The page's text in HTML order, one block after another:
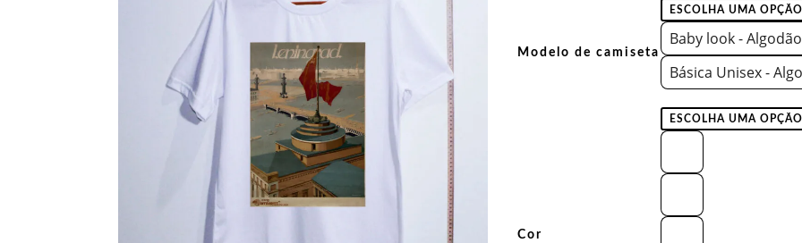
Modelo de camiseta
Baby look - Algodão
Básica Unisex -
Cor